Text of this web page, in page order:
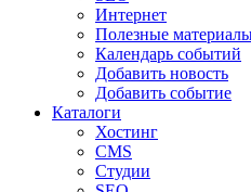
Интернет
Полезные
Календарь событий
Добавить новость
Добавить событие
Каталоги
Хостинг
CMS
Студии